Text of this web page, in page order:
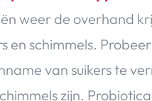
weer de overhand
en schimmels.
van suikers te
zijn.